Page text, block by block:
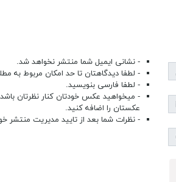
- نشانی ایمیل شما منتشر نخواهد شد.
- لطفا دیدگاهتان تا حد امکان مربوط به
- لطفا فارسی بنویسید.
- میخواهید عکس خودتان کنار نظرتان
عکستان را اضافه کنید.
- نظرات شما بعد از تایید مدیریت منتشر